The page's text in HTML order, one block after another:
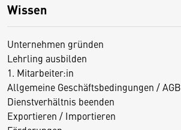
Wissen
Unternehmen gründen
Lehrling ausbilden
1. Mitarbeiter:in
Allgemeine Geschäftsbedingungen / AGB
Dienstverhältnis beenden
Exportieren / Importieren